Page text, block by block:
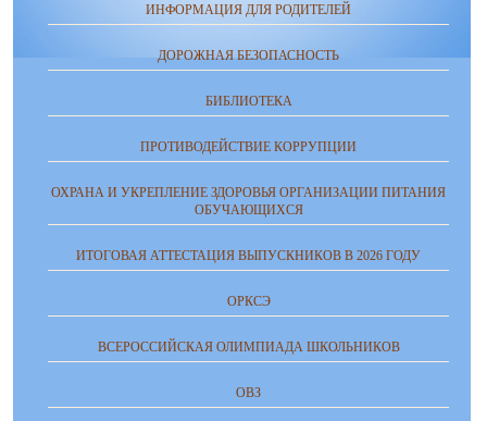
ИНФОРМАЦИЯ ДЛЯ РОДИТЕЛЕЙ
ДОРОЖНАЯ БЕЗОПАСНОСТЬ
БИБЛИОТЕКА
ПРОТИВОДЕЙСТВИЕ КОРРУПЦИИ
ОХРАНА И УКРЕПЛЕНИЕ ЗДОРОВЬЯ ОРГАНИЗАЦИИ ПИТАНИЯ
ОБУЧАЮЩИХСЯ
ИТОГОВАЯ АТТЕСТАЦИЯ ВЫПУСКНИКОВ В 2026 ГОДУ
ОРКСЭ
ВСЕРОССИЙСКАЯ ОЛИМПИАДА ШКОЛЬНИКОВ
ОВЗ